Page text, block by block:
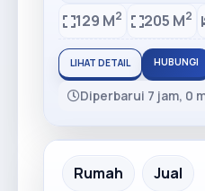
129 M2 205 M2
LIHAT DETAIL HUBUNGI
Diperbarui 7 jam, 0
Recommended
Rumah Jual